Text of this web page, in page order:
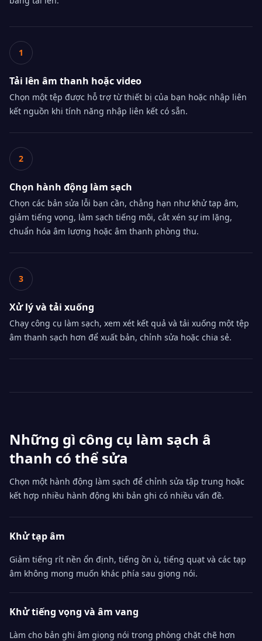
1
Tải lên âm thanh hoặc video
Chọn một tệp được hỗ trợ từ thiết bị của bạn hoặc nhập liên
kết nguồn khi tính năng nhập liên kết có sẵn.
2
Chọn hành động làm sạch
Chọn các bản sửa lỗi bạn cần, chẳng hạn như khử tạp âm,
giảm tiếng vọng, làm sạch tiếng môi, cắt xén sự im lặng,
chuẩn hóa âm lượng hoặc âm thanh phòng thu.
3
Xử lý và tải xuống
Chạy công cụ làm sạch, xem xét kết quả và tải xuống một tệp
âm thanh sạch hơn để xuất bản, chỉnh sửa hoặc chia sẻ.
Những gì công cụ làm sạch â
thanh có thể sửa
Chọn một hành động làm sạch để chỉnh sửa tập trung hoặc
kết hợp nhiều hành động khi bản ghi có nhiều vấn đề.
Khử tạp âm
Giảm tiếng rít nền ổn định, tiếng ồn ù, tiếng quạt và các tạp
âm không mong muốn khác phía sau giọng nói.
Khử tiếng vọng và âm vang
Làm cho bản ghi âm giọng nói trong phòng chặt chẽ hơn